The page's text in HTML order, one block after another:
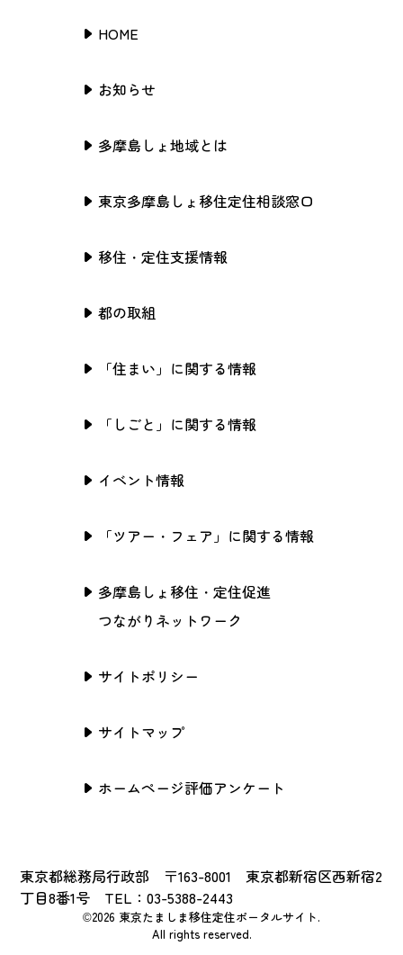
HOME
お知らせ
多摩島しょ地域とは
東京多摩島しょ移住定住相談窓口
移住・定住支援情報
都の取組
「住まい」に関する情報
「しごと」に関する情報
イベント情報
「ツアー・フェア」に関する情報
多摩島しょ移住・定住促進
つながりネットワーク
サイトポリシー
サイトマップ
ホームページ評価アンケート
東京都総務局行政部 〒163-8001 東京都新宿区西新宿2
丁目8番1号 TEL：03-5388-2443
©2026 東京たましま移住定住ポータルサイト.
All rights reserved.